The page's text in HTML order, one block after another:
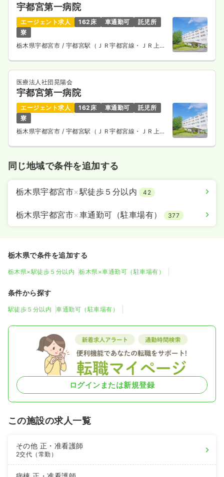
宇都宮第一病院
エージェント求人 162床 車通勤可
託児所
寮
栃木県宇都宮市 / 宇都宮駅（ＪＲ宇都宮線・ＪＲ上野
医療法人社団晃陽会
宇都宮第一病院
エージェント求人 162床 車通勤可
託児所
寮
栃木県宇都宮市 / 宇都宮駅（ＪＲ宇都宮線・ＪＲ上野
同じ地域で条件を追加する
栃木県宇都宮市×駅徒歩５分以内 42
栃木県宇都宮市×車通勤可（駐車場有） 377
栃木県で条件を追加する
栃木県×駅徒歩５分以内 栃木県×車通勤可（駐車場有）
条件から探す
駅徒歩５分以内 車通勤可（駐車場有）
ログインまたは新規登録
この施設の求人一覧
その他 正・准看護師
2交代（常勤）